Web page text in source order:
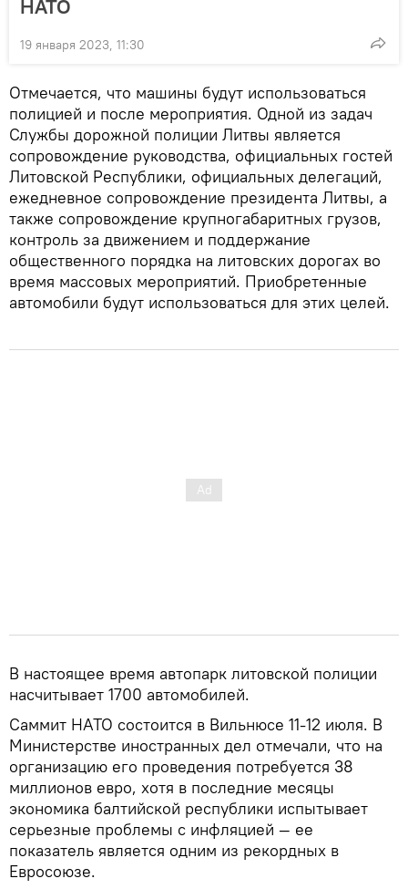
НАТО
19 января 2023, 11:30
Отмечается, что машины будут использоваться
полицией и после мероприятия. Одной из задач
Службы дорожной полиции Литвы является
сопровождение руководства, официальных гостей
Литовской Республики, официальных делегаций,
ежедневное сопровождение президента Литвы, а
также сопровождение крупногабаритных грузов,
контроль за движением и поддержание
общественного порядка на литовских дорогах во
время массовых мероприятий. Приобретенные
автомобили будут использоваться для этих целей.
В настоящее время автопарк литовской полиции
насчитывает 1700 автомобилей.
Саммит НАТО состоится в Вильнюсе 11-12 июля. В
Министерстве иностранных дел отмечали, что на
организацию его проведения потребуется 38
миллионов евро, хотя в последние месяцы
экономика балтийской республики испытывает
серьезные проблемы с инфляцией — ее
показатель является одним из рекордных в
Евросоюзе.